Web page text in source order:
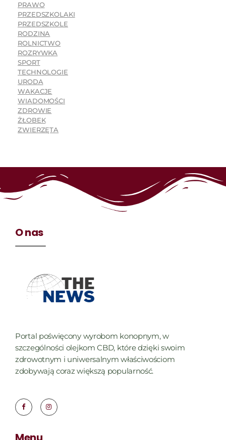
PRAWO
PRZEDSZKOLAKI
PRZEDSZKOLE
RODZINA
ROLNICTWO
ROZRYWKA
SPORT
TECHNOLOGIE
URODA
WAKACJE
WIADOMOŚCI
ZDROWIE
ŻŁOBEK
ZWIERZĘTA
O nas
Portal poświęcony wyrobom konopnym, w
szczególności olejkom CBD, które dzięki swoim
zdrowotnym i uniwersalnym właściwościom
zdobywają coraz większą popularność.